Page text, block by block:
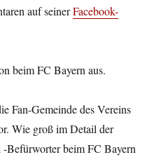
auf seinerFacebook-
beim FC Bayern aus.
Fan-Gemeinde des Vereins
Wie groß im Detail der
Befürworter beim FC Bayern